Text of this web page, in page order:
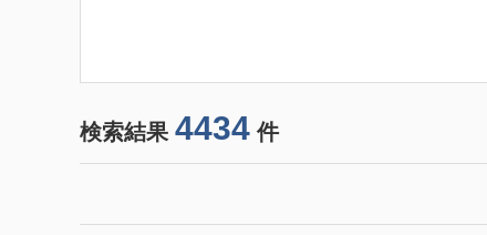
検索結果 4434 件